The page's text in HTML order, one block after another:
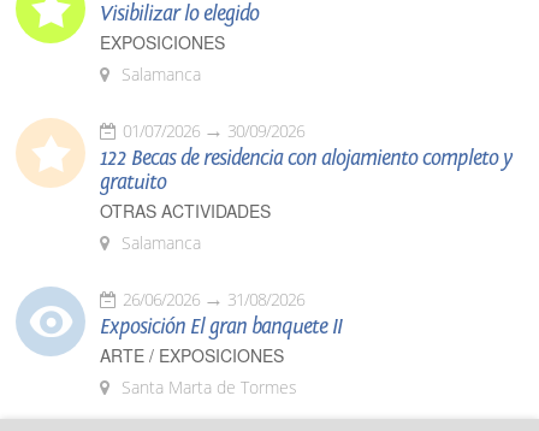
Visibilizar lo elegido
EXPOSICIONES
Salamanca
01/07/2026 30/09/2026
122 Becas de residencia con alojamiento completo y
gratuito
OTRAS ACTIVIDADES
Salamanca
26/06/2026 31/08/2026
Exposición El gran banquete II
ARTE / EXPOSICIONES
Santa Marta de Tormes